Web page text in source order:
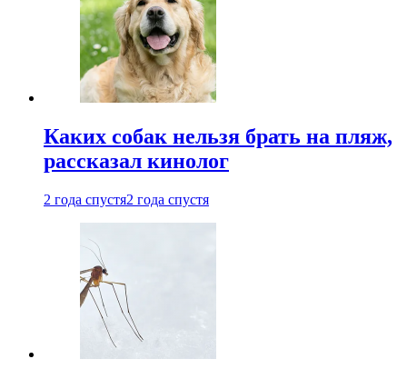
Каких собак нельзя брать на пляж,
рассказал кинолог
2 года спустя2 года спустя